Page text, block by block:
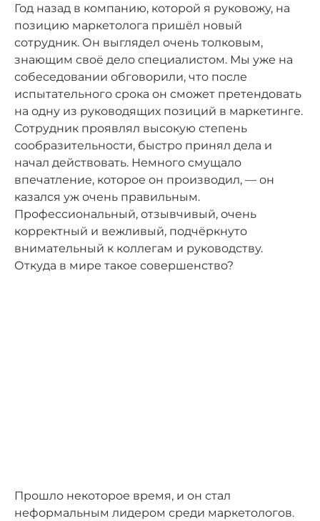
Год назад в компанию, которой я руковожу, на
позицию маркетолога пришёл новый
сотрудник. Он выглядел очень толковым,
знающим своё дело специалистом. Мы уже на
собеседовании обговорили, что после
испытательного срока он сможет претендовать
на одну из руководящих позиций в маркетинге.
Сотрудник проявлял высокую степень
сообразительности, быстро принял дела и
начал действовать. Немного смущало
впечатление, которое он производил, — он
казался уж очень правильным.
Профессиональный, отзывчивый, очень
корректный и вежливый, подчёркнуто
внимательный к коллегам и руководству.
Откуда в мире такое совершенство?
Прошло некоторое время, и он стал
неформальным лидером среди маркетологов.